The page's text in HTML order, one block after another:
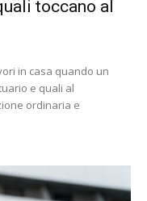
toccano al
in casa quando un
e quali al
ordinaria e